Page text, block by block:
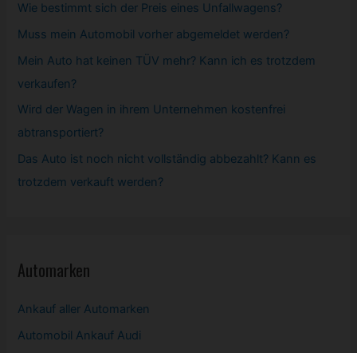
Wie bestimmt sich der Preis eines Unfallwagens?
Muss mein Automobil vorher abgemeldet werden?
Mein Auto hat keinen TÜV mehr? Kann ich es trotzdem
verkaufen?
Wird der Wagen in ihrem Unternehmen kostenfrei
abtransportiert?
Das Auto ist noch nicht vollständig abbezahlt? Kann es
trotzdem verkauft werden?
Automarken
Ankauf aller Automarken
Automobil Ankauf Audi